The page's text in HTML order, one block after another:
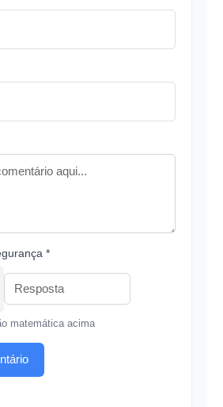
*
matemática acima